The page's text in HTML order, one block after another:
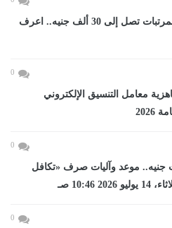
فرص عمل فى الأردن بمرتبات تصل إلى 30 ألف جنيه.. اعرف
0
معامل التنسيق الإلكتروني
0
تفوق 4 مليارات جنيه.. موعد وآليات صرف «تكافل
صـ
0